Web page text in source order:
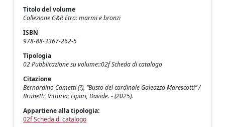
Titolo del volume
Collezione G&R Etro: marmi e bronzi
ISBN
978-88-3367-262-5
Tipologia
02 Pubblicazione su volume::02f Scheda di catalogo
Citazione
Bernardino Cametti (?), “Busto del cardinale Galeazzo Marescotti” /
Brunetti, Vittoria; Lipari, Davide. - (2025).
Appartiene alla tipologia:
02f Scheda di catalogo